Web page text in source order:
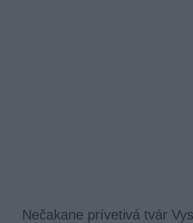
Nečakane prívetivá tvár